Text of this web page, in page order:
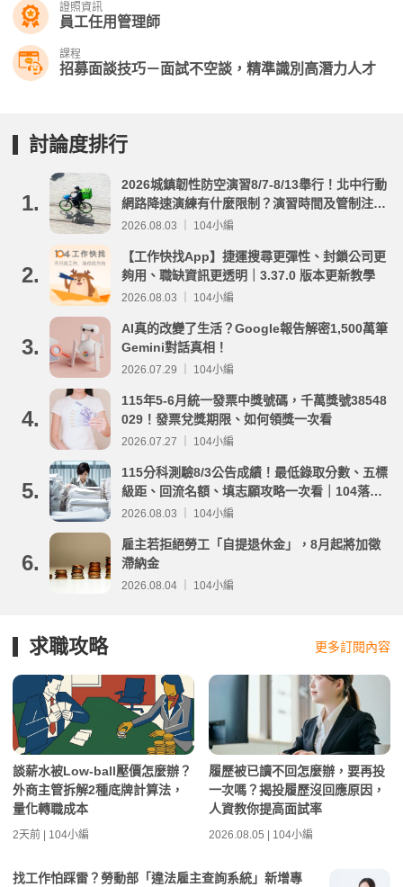
證照資訊
員工任用管理師
課程
招募面談技巧－面試不空談，精準識別高潛力人才
討論度排行
1.
2026城鎮韌性防空演習8/7-8/13舉行！北中行動
網路降速演練有什麼限制？演習時間及管制注意
事項整理
2026.08.03 ｜ 104小編
2.
【工作快找App】捷運搜尋更彈性、封鎖公司更
夠用、職缺資訊更透明｜3.37.0 版本更新教學
2026.08.03 ｜ 104小編
3.
AI真的改變了生活？Google報告解密1,500萬筆
Gemini對話真相！
2026.07.29 ｜ 104小編
4.
115年5-6月統一發票中獎號碼，千萬獎號38548
029！發票兌獎期限、如何領獎一次看
2026.07.27 ｜ 104小編
5.
115分科測驗8/3公告成績！最低錄取分數、五標
級距、回流名額、填志願攻略一次看｜104落點
分析
2026.08.03 ｜ 104小編
6.
雇主若拒絕勞工「自提退休金」，8月起將加徵
滯納金
2026.08.04 ｜ 104小編
求職攻略 更多訂閱內容
談薪水被Low-ball壓價怎麼辦？
外商主管拆解2種底牌計算法，
量化轉職成本
2天前 | 104小編
履歷被已讀不回怎麼辦，要再投
一次嗎？揭投履歷沒回應原因，
人資教你提高面試率
2026.08.05 | 104小編
找工作怕踩雷？勞動部「違法雇主查詢系統」新增專